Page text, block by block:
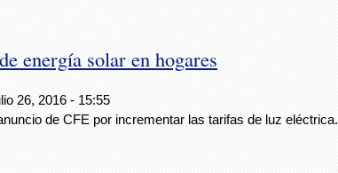
energía solar en hogares
26, 2016 - 15:55
de CFE por incrementar las tarifas de luz eléctrica.